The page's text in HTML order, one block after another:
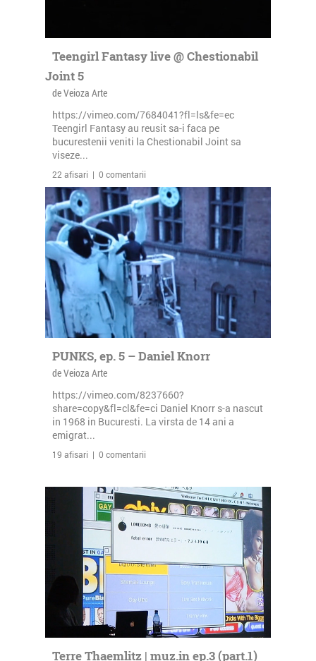
Teengirl Fantasy live @ Chestionabil
Joint 5
de Veioza Arte
https://vimeo.com/7684041?fl=ls&fe=ec
Teengirl Fantasy au reusit sa-i faca pe
bucurestenii veniti la Chestionabil Joint sa
viseze...
22 afisari | 0 comentarii
PUNKS, ep. 5 – Daniel Knorr
de Veioza Arte
https://vimeo.com/8237660?
share=copy&fl=cl&fe=ci Daniel Knorr s-a nascut
in 1968 in Bucuresti. La virsta de 14 ani a
emigrat...
19 afisari | 0 comentarii
Terre Thaemlitz | muz.in ep.3 (part.1)